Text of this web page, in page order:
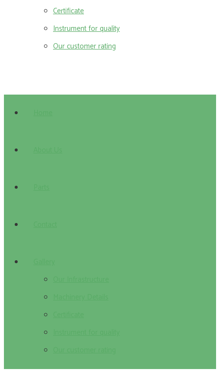
Certificate
Instrument for quality
Our customer rating